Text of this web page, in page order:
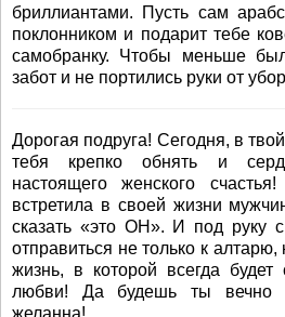
бриллиантами. Пусть сам
поклонником и подарит тебе
самобранку. Чтобы меньше
забот и не портились руки от
Дорогая подруга! Сегодня, в
тебя крепко обнять и
настоящего женского
встретила в своей жизни
сказать «это ОН». И под руку
отправиться не только к
жизнь, в которой всегда будет
любви! Да будешь ты вечно
желанна!